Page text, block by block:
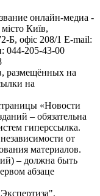
онлайн-медиа -
Київ,
офіс 208/1 E-mail:
044-205-43-00
размещённых на
на
«Новости
– обязательна
гиперссылка.
от
материалов.
– должна быть
абзаце